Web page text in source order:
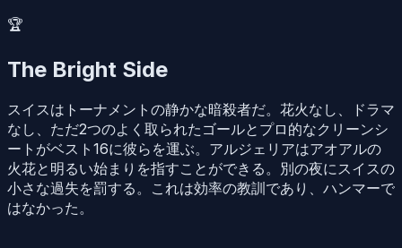
🏆
The Bright Side
スイスはトーナメントの静かな暗殺者だ。花火なし、ドラマ
なし、ただ2つのよく取られたゴールとプロ的なクリーンシ
ートがベスト16に彼らを運ぶ。アルジェリアはアオアルの
火花と明るい始まりを指すことができる。別の夜にスイスの
小さな過失を罰する。これは効率の教訓であり、ハンマーで
はなかった。